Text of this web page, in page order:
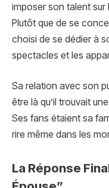
imposer son talent sur
Plutôt que de se
choisi de se dédier à
spectacles et les
Sa relation avec son
être là qu’il trouvait
Ses fans étaient sa
rire même dans les
La Réponse